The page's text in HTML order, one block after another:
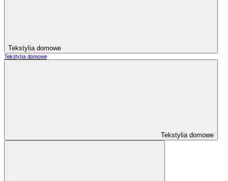
Tekstylia domowe
Tekstylia domowe
Tekstylia domowe